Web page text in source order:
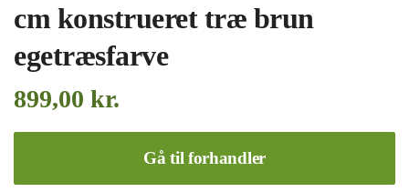
cm konstrueret træ brun
egetræsfarve
899,00 kr.
Gå til forhandler